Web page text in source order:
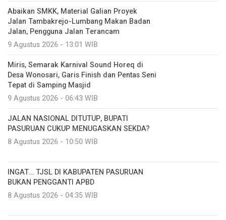
Abaikan SMKK, Material Galian Proyek
Jalan Tambakrejo-Lumbang Makan Badan
Jalan, Pengguna Jalan Terancam
9 Agustus 2026 - 13:01 WIB
Miris, Semarak Karnival Sound Horeq di
Desa Wonosari, Garis Finish dan Pentas Seni
Tepat di Samping Masjid
9 Agustus 2026 - 06:43 WIB
JALAN NASIONAL DITUTUP, BUPATI
PASURUAN CUKUP MENUGASKAN SEKDA?
8 Agustus 2026 - 10:50 WIB
INGAT… TJSL DI KABUPATEN PASURUAN
BUKAN PENGGANTI APBD
8 Agustus 2026 - 04:35 WIB